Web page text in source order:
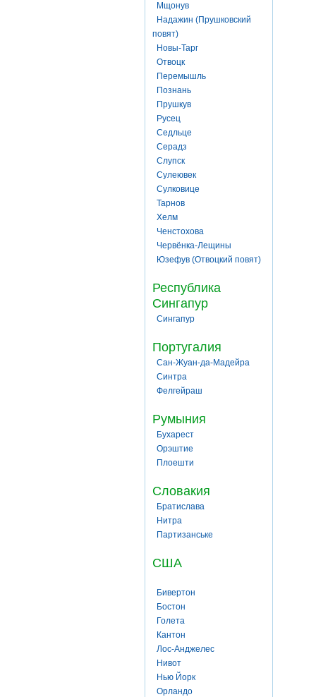
Мщонув
Надажин (Прушковский
повят)
Новы-Тарг
Отвоцк
Перемышль
Познань
Прушкув
Русец
Седльце
Серадз
Слупск
Сулеювек
Сулковице
Тарнов
Хелм
Ченстохова
Червёнка-Лещины
Юзефув (Отвоцкий повят)
Республика
Сингапур
Сингапур
Португалия
Сан-Жуан-да-Мадейра
Синтра
Фелгейраш
Румыния
Бухарест
Орэштие
Плоешти
Словакия
Братислава
Нитра
Партизанське
США
Бивертон
Бостон
Голета
Кантон
Лос-Анджелес
Нивот
Нью Йорк
Орландо